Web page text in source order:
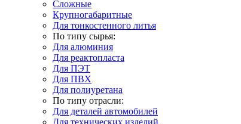
Сложные
Крупногабаритные
Для тонкостенного литья
По типу сырья:
Для алюминия
Для реактопласта
Для ПЭТ
Для ПВХ
Для полиуретана
По типу отрасли:
Для деталей автомобилей